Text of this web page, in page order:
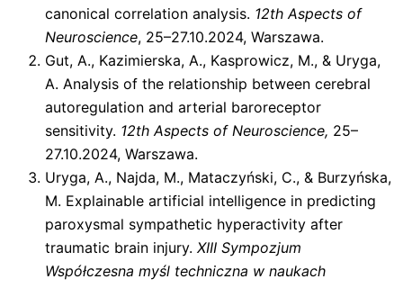
canonical correlation analysis. 12th Aspects of
Neuroscience, 25–27.10.2024, Warszawa.
Gut, A., Kazimierska, A., Kasprowicz, M., & Uryga,
A. Analysis of the relationship between cerebral
autoregulation and arterial baroreceptor
sensitivity. 12th Aspects of Neuroscience, 25–
27.10.2024, Warszawa.
Uryga, A., Najda, M., Mataczyński, C., & Burzyńska,
M. Explainable artificial intelligence in predicting
paroxysmal sympathetic hyperactivity after
traumatic brain injury. XIII Sympozjum
Współczesna myśl techniczna w naukach